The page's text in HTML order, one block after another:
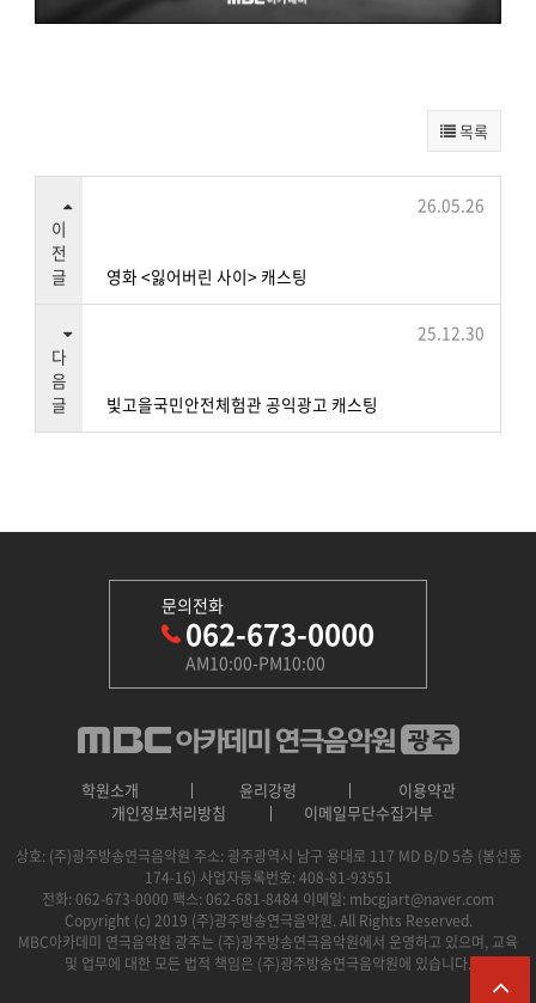
목록
이
전
글
영화 <잃어버린 사이> 캐스팅
26.05.26
다
음
글
빛고을국민안전체험관 공익광고 캐스팅
25.12.30
문의전화
062-673-0000
AM10:00-PM10:00
학원소개 윤리강령
이용약관
개인정보처리방침
이메일무단수집거부
상호: (주)광주방송연극음악원 주소: 광주광역시 남구 용대로 117 MD B/D 5층 (봉선동
174-16) 사업자등록번호: 408-81-93551
전화: 062-673-0000 팩스: 062-681-8484 이메일: mbcgjart@naver.com
Copyright (c) 2019 (주)광주방송연극음악원. All Rights Reserved.
MBC아카데미 연극음악원 광주는 (주)광주방송연극음악원에서 운영하고 있으며, 교육
및 업무에 대한 모든 법적 책임은 (주)광주방송연극음악원에 있습니다.